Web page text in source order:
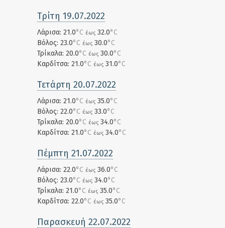
Τρίτη 19.07.2022
Λάρισα: 21.0°C έως 32.0°C
Βόλος: 23.0°C έως 30.0°C
Τρίκαλα: 20.0°C έως 30.0°C
Καρδίτσα: 21.0°C έως 31.0°C
Τετάρτη 20.07.2022
Λάρισα: 21.0°C έως 35.0°C
Βόλος: 22.0°C έως 33.0°C
Τρίκαλα: 20.0°C έως 34.0°C
Καρδίτσα: 21.0°C έως 34.0°C
Πέμπτη 21.07.2022
Λάρισα: 22.0°C έως 36.0°C
Βόλος: 23.0°C έως 34.0°C
Τρίκαλα: 21.0°C έως 35.0°C
Καρδίτσα: 22.0°C έως 35.0°C
Παρασκευή 22.07.2022